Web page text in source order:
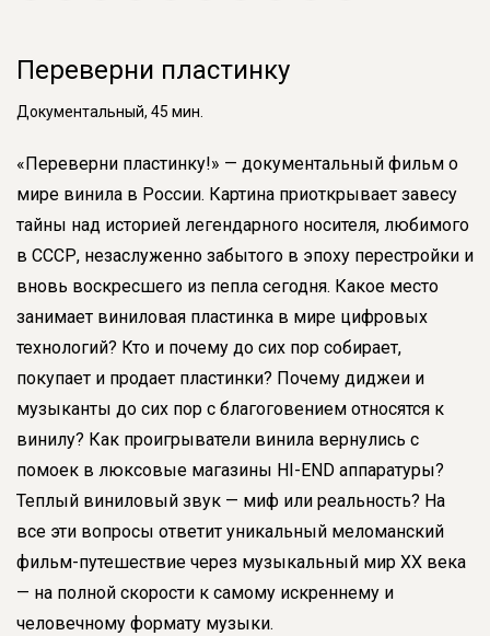
Переверни пластинку
Документальный, 45 мин.
«Переверни пластинку!» — документальный фильм о
мире винила в России. Картина приоткрывает завесу
тайны над историей легендарного носителя, любимого
в СССР, незаслуженно забытого в эпоху перестройки и
вновь воскресшего из пепла сегодня. Какое место
занимает виниловая пластинка в мире цифровых
технологий? Кто и почему до сих пор собирает,
покупает и продает пластинки? Почему диджеи и
музыканты до сих пор с благоговением относятся к
винилу? Как проигрыватели винила вернулись с
помоек в люксовые магазины HI-END аппаратуры?
Теплый виниловый звук — миф или реальность? На
все эти вопросы ответит уникальный меломанский
фильм-путешествие через музыкальный мир XX века
— на полной скорости к самому искреннему и
человечному формату музыки.